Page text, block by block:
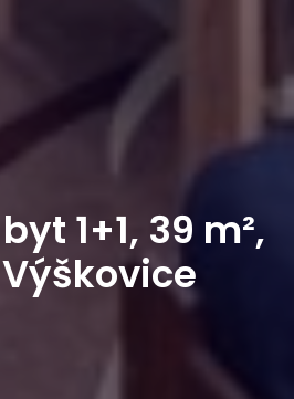
1+1, 39 m²,